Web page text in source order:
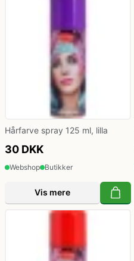
Hårfarve spray 125 ml, lilla
30 DKK
Webshop Butikker
Vis mere